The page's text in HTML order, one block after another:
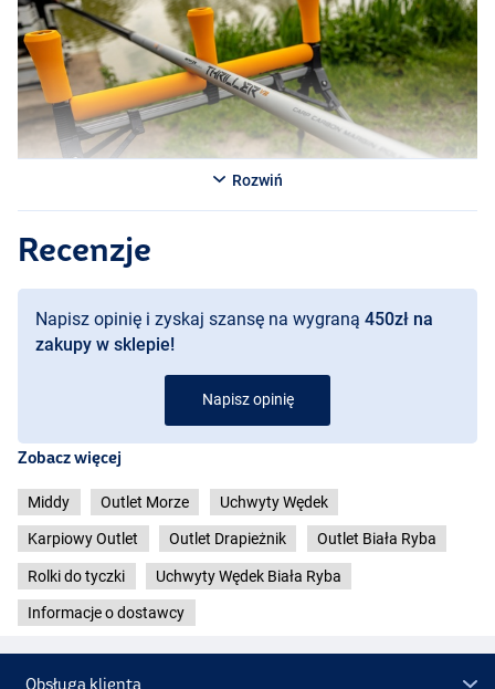
Rozwiń
Recenzje
Napisz opinię i zyskaj szansę na wygraną 450zł na
zakupy w sklepie!
Napisz opinię
Zobacz więcej
Middy Outlet Morze Uchwyty Wędek
Karpiowy Outlet Outlet Drapieżnik Outlet Biała Ryba
Rolki do tyczki Uchwyty Wędek Biała Ryba
Informacje o dostawcy
Obsługa klienta